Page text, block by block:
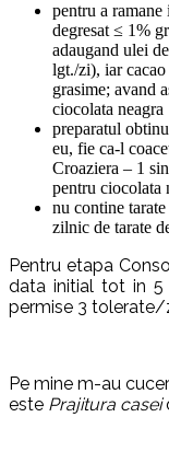
pentru a
degresat ≤ 1%
adaugand ulei
lgt./zi), iar
grasime; avand
ciocolata neagra
preparatul
eu, fie ca-l
Croaziera – 1
pentru ciocolata
nu contine
zilnic de tarate
Pentru etapa
data initial tot in 5
permise 3
Pe mine m-au
este Prajitura casei